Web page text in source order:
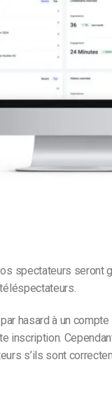
vidéo
spectateurs seront
hasard à un
inscription.
s’ils sont